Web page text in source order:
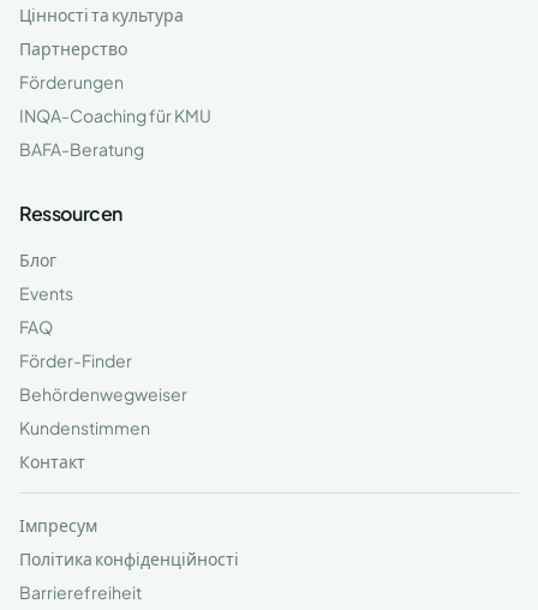
Цінності та культура
Партнерство
Förderungen
INQA-Coaching für KMU
BAFA-Beratung
Ressourcen
Блог
Events
FAQ
Förder-Finder
Behördenwegweiser
Kundenstimmen
Контакт
Імпресум
Політика конфіденційності
Barrierefreiheit